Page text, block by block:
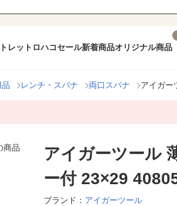
レット ロハコセール新着商品オリジナル商品
レンチ・スパナ 両口スパナ アイガー
アイガーツール
ー付 23×29
ブランド： アイガーツール